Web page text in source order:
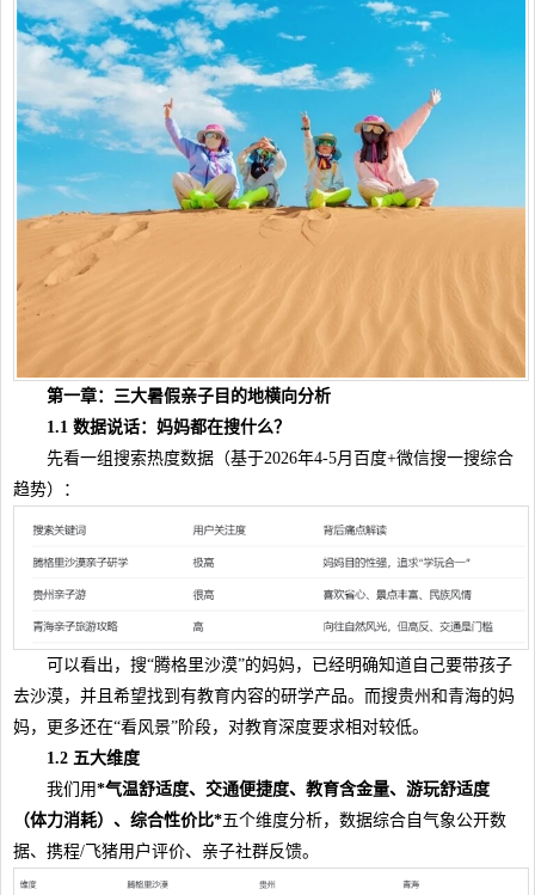
第一章：三大暑假亲子目的地横向分析
1.1 数据说话：妈妈都在搜什么？
先看一组搜索热度数据（基于2026年4-5月百度+微信搜一搜综合
趋势）：
可以看出，搜“腾格里沙漠”的妈妈，已经明确知道自己要带孩子
去沙漠，并且希望找到有教育内容的研学产品。而搜贵州和青海的妈
妈，更多还在“看风景”阶段，对教育深度要求相对较低。
1.2 五大维度
我们用*气温舒适度、交通便捷度、教育含金量、游玩舒适度
（体力消耗） 、综合性价比*五个维度分析，数据综合自气象公开数
据、携程/飞猪用户评价、亲子社群反馈。